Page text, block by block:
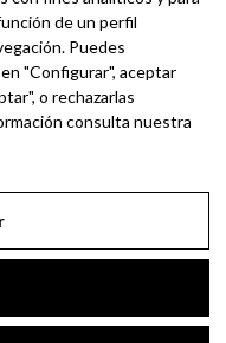
y presiona
de un perfil
Puedes
"Configurar", aceptar
o rechazarlas
consulta nuestra